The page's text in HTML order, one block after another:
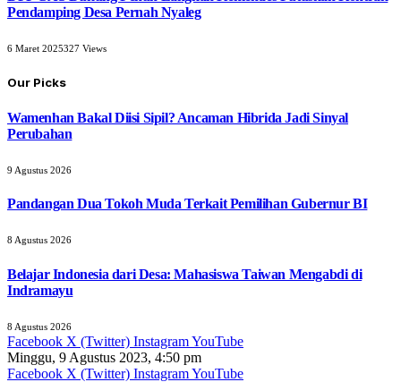
Pendamping Desa Pernah Nyaleg
6 Maret 2025327 Views
Our Picks
Wamenhan Bakal Diisi Sipil? Ancaman Hibrida Jadi Sinyal
Perubahan
9 Agustus 2026
Pandangan Dua Tokoh Muda Terkait Pemilihan Gubernur BI
8 Agustus 2026
Belajar Indonesia dari Desa: Mahasiswa Taiwan Mengabdi di
Indramayu
8 Agustus 2026
Facebook X (Twitter) InstagramYouTube
Minggu, 9 Agustus 2023, 4:50 pm
Facebook X (Twitter) InstagramYouTube